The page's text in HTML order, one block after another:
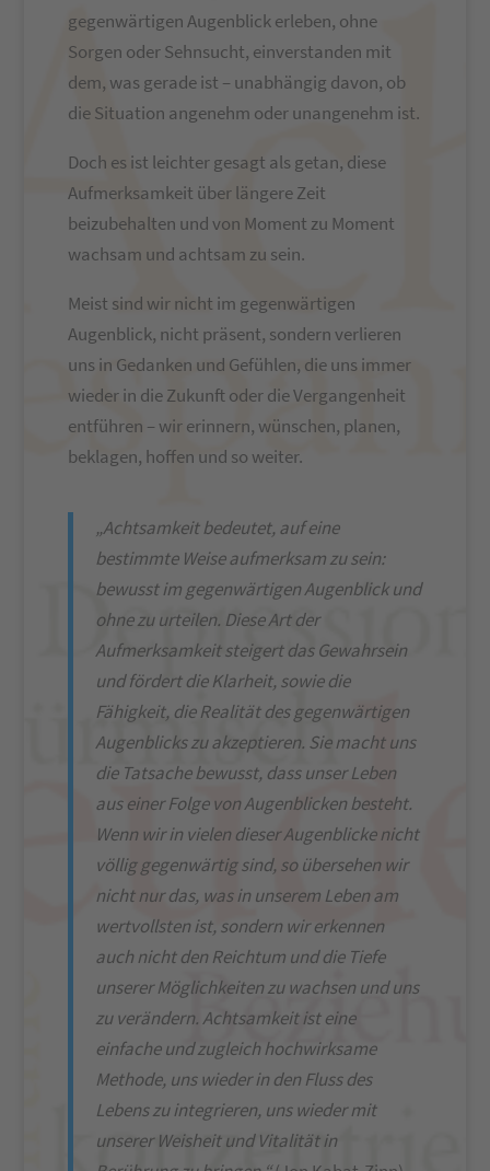
gegenwärtigen Augenblick erleben, ohne
Sorgen oder Sehnsucht, einverstanden mit
dem, was gerade ist – unabhängig davon, ob
die Situation angenehm oder unangenehm ist.
Doch es ist leichter gesagt als getan, diese
Aufmerksamkeit über längere Zeit
beizubehalten und von Moment zu Moment
wachsam und achtsam zu sein.
Meist sind wir nicht im gegenwärtigen
Augenblick, nicht präsent, sondern verlieren
uns in Gedanken und Gefühlen, die uns immer
wieder in die Zukunft oder die Vergangenheit
entführen – wir erinnern, wünschen, planen,
beklagen, hoffen und so weiter.
„Achtsamkeit bedeutet, auf eine
bestimmte Weise aufmerksam zu sein:
bewusst im gegenwärtigen Augenblick und
ohne zu urteilen. Diese Art der
Aufmerksamkeit steigert das Gewahrsein
und fördert die Klarheit, sowie die
Fähigkeit, die Realität des gegenwärtigen
Augenblicks zu akzeptieren. Sie macht uns
die Tatsache bewusst, dass unser Leben
aus einer Folge von Augenblicken besteht.
Wenn wir in vielen dieser Augenblicke nicht
völlig gegenwärtig sind, so übersehen wir
nicht nur das, was in unserem Leben am
wertvollsten ist, sondern wir erkennen
auch nicht den Reichtum und die Tiefe
unserer Möglichkeiten zu wachsen und uns
zu verändern. Achtsamkeit ist eine
einfache und zugleich hochwirksame
Methode, uns wieder in den Fluss des
Lebens zu integrieren, uns wieder mit
unserer Weisheit und Vitalität in